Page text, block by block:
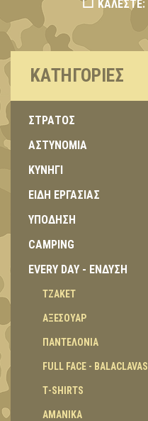
ΚΑΛΈΣΤΕ:
ΚΑΤΗΓΟΡΊΕΣ
ΣΤΡΑΤΟΣ
ΑΣΤΥΝΟΜΙΑ
ΚΥΝΗΓΙ
ΕΙΔΗ ΕΡΓΑΣΙΑΣ
ΥΠΟΔΗΣΗ
CAMPING
EVERY DAY - ΕΝΔΥΣΗ
ΤΖΑΚΕΤ
ΑΞΕΣΟΥΑΡ
ΠΑΝΤΕΛΟΝΙΑ
FULL FACE - BALACLAVAS
Τ-SHIRTS
ΑΜΑΝΙΚΑ